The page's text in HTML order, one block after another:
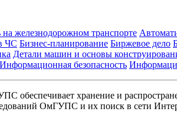
на железнодорожном транспорте
ЧС Бизнес-планирование Биржевое дело
Детали машин и основы
Информационная безопасность
обеспечивает хранение и
ОмГУПС и их поиск в сети